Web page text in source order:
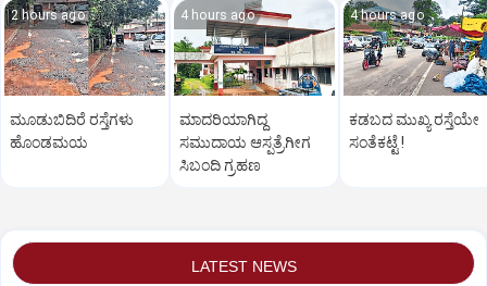
2 hours ago
ಮೂಡುಬಿದಿರೆ ರಸ್ತೆಗಳು
ಹೊಂಡಮಯ
4 hours ago
ಮಾದರಿಯಾಗಿದ್ದ
ಸಮುದಾಯ ಆಸ್ಪತ್ರೆಗೀಗ
ಸಿಬಂದಿ ಗ್ರಹಣ
4 hours ago
ಕಡಬದ ಮುಖ್ಯ ರಸ್ತೆಯೇ
ಸಂತೆಕಟ್ಟೆ !
LATEST NEWS